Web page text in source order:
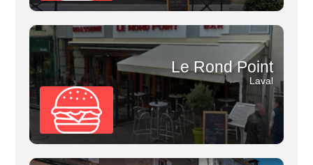
Le Rond Point
Laval